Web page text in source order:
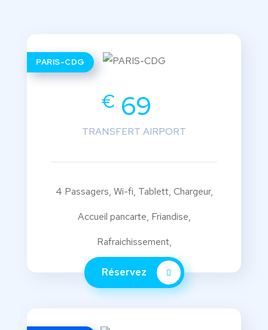
PARIS-CDG
€ 69
TRANSFERT AIRPORT
4 Passagers, Wi-fi, Tablett, Chargeur,
Accueil pancarte, Friandise,
Rafraichissement,
Réservez